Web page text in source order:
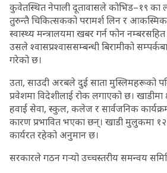
कुवेतस्थित नेपाली दूतावासले कोभिड–१९ का
तुरुन्तै चिकित्सकको परामर्श लिन र
स्वास्थ्य मन्त्रालयमा खबर गर्न फोन
उसले श्वासप्रश्वाससम्बन्धी बिरामीको
गरेको छ।
उता, साउदी अरबले दुई साता मुस्लिमहरूको
प्रवेशमा विदेशीलाई रोक लगाएको छ।
हवाई सेवा, स्कुल, कलेज र सार्वजनिक
कारण प्रभावित भएका छन्। खाडी मुलुकमा
कार्यरत रहेको अनुमान छ।
सरकारले गठन गर्‍यो उच्चस्तरीय समन्वय